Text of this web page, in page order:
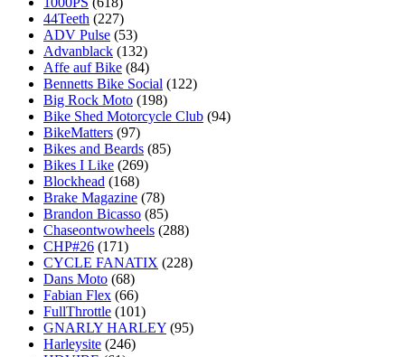
44Teeth (227)
ADV Pulse (53)
Advanblack (132)
Affe auf Bike (84)
Bennetts Bike Social (122)
Big Rock Moto (198)
Bike Shed Motorcycle Club (94)
BikeMatters (97)
Bikes and Beards (85)
Bikes I Like (269)
Blockhead (168)
Brake Magazine (78)
Brandon Bicasso (85)
Chaseontwowheels (288)
CHP#26 (171)
CYCLE FANATIX (228)
Dans Moto (68)
Fabian Flex (66)
FullThrottle (101)
GNARLY HARLEY (95)
Harleysite (246)